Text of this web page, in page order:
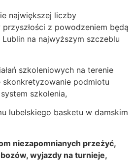
największej liczby
z powodzeniem będą
na najwyższym szczeblu
szkoleniowych na terenie
skonkretyzowanie podmiotu
szkolenia,
lubelskiego basketu w damskim
niezapomnianych przeżyć,
wyjazdy na turnieje,